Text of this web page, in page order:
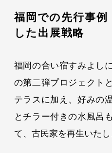
福岡での先行事
した出展戦略
福岡の合い宿すみよし
の第二弾プロジェクト
テラスに加え、好みの
とチラー付きの水風呂
て、古民家を再生いたし